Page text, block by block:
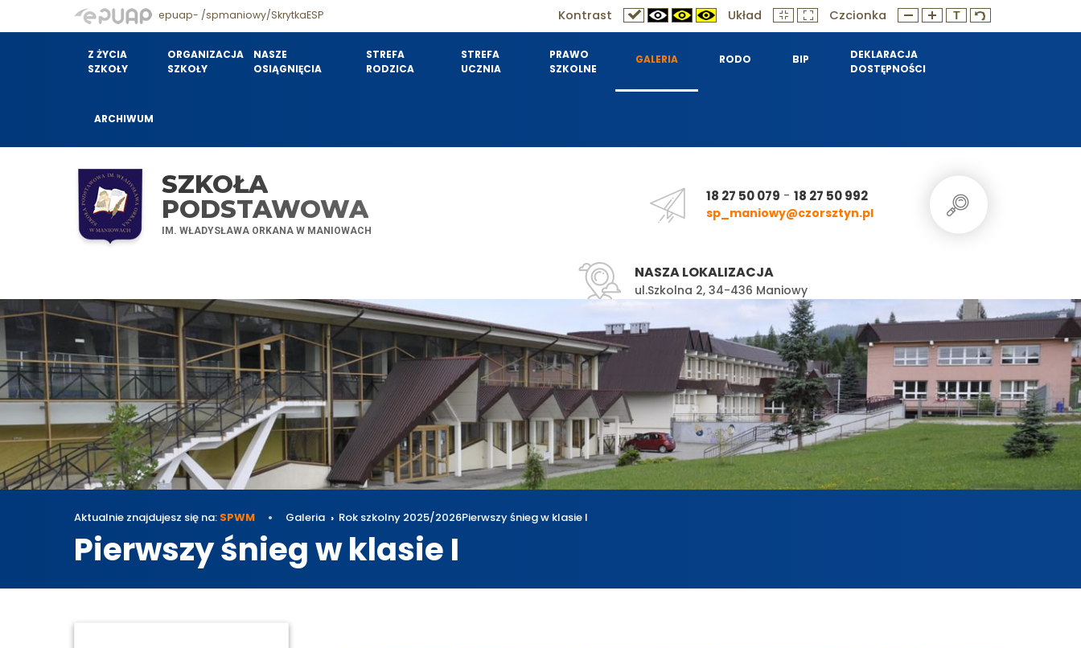
epuap- /spmaniowy/SkrytkaESP Kontrast Układ Czcionka
Z ŻYCIA
SZKOŁY
ORGANIZACJA
SZKOŁY
NASZE
OSIĄGNIĘCIA
STREFA
RODZICA
STREFA
UCZNIA
PRAWO
SZKOLNE
GALERIA RODO BIP
DEKLARACJA
DOSTĘPNOŚCI
ARCHIWUM
SZKOŁA
PODSTAWOWA
IM. WŁADYSŁAWA ORKANA W MANIOWACH
18 27 50 079 - 18 27 50 992
sp_maniowy@czorsztyn.pl
NASZA LOKALIZACJA
ul.Szkolna 2, 34-436 Maniowy
Aktualnie znajdujesz się na: SPWM Galeria Rok szkolny 2025/2026Pierwszy śnieg w klasie I
Pierwszy śnieg w klasie I